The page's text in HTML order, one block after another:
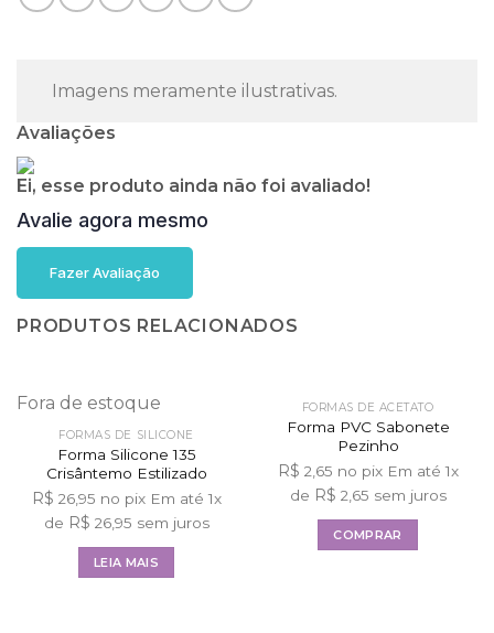
Imagens meramente ilustrativas.
Avaliações
Ei, esse produto ainda não foi avaliado!
Avalie agora mesmo
Fazer Avaliação
PRODUTOS RELACIONADOS
Fora de estoque
FORMAS DE SILICONE
Forma Silicone 135
Crisântemo Estilizado
R$ 26,95 no pix Em até1x
de R$ 26,95 sem juros
LEIA MAIS
FORMAS DE ACETATO
Forma PVC Sabonete
Pezinho
R$ 2,65 no pix Em até1x
de R$ 2,65 sem juros
COMPRAR